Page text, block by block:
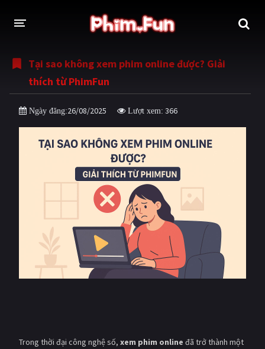
THỂ LOẠI
Thần thoại - Cổ trang Hành động
Tâm lý
Võ thuật - Kiếm hiệp Nhạc kịch
Tội phạm - Hình sự
Hài hước
Khoa học - Tài liệu
Hoạt hình Thể thao
Tình cảm - Lãng mạn Kỳ ảo
Tại sao không xem phim online được? Giải
thích từ PhimFun
Ngày đăng:26/08/2025 Lượt xem: 366
Trong thời đại công nghệ số, xem phim online đã trở thành một